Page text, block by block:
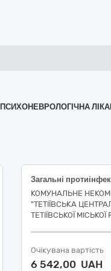
ПСИХОНЕВРОЛОГІЧНА
КОМУНАЛЬНЕ
"ТЕТІЇВСЬКА
ТЕТІЇВСЬКОЇ МІСЬКОЇ
Очікувана вартість
6 542,00 UAH